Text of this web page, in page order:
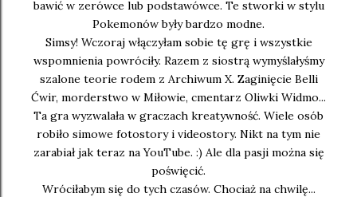
bawić w zerówce lub podstawówce. Te stworki w stylu
Pokemonów były bardzo modne.
Simsy! Wczoraj włączyłam sobie tę grę i wszystkie
wspomnienia powróciły. Razem z siostrą wymyślałyśmy
szalone teorie rodem z Archiwum X. Zaginięcie Belli
Ćwir, morderstwo w Miłowie, cmentarz Oliwki Widmo...
Ta gra wyzwalała w graczach kreatywność. Wiele osób
robiło simowe fotostory i videostory. Nikt na tym nie
zarabiał jak teraz na YouTube. :) Ale dla pasji można się
poświęcić.
Wróciłabym się do tych czasów. Chociaż na chwilę...